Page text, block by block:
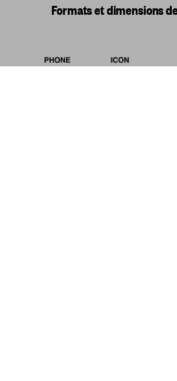
Formats et dimensions